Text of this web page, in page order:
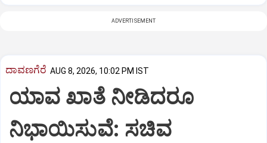
ADVERTISEMENT
ದಾವಣಗೆರೆ AUG 8, 2026, 10:02 PM IST
ಯಾವ ಖಾತೆ ನೀಡಿದರೂ
ನಿಭಾಯಿಸುವೆ: ಸಚಿವ